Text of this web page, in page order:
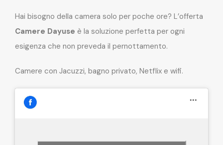
Hai bisogno della camera solo per poche ore? L’offerta
Camere Dayuse è la soluzione perfetta per ogni
esigenza che non preveda il pernottamento.
Camere con Jacuzzi, bagno privato, Netflix e wifi.